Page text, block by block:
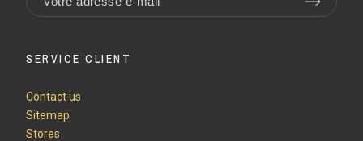
SERVICE CLIENT
Contact us
Sitemap
Stores